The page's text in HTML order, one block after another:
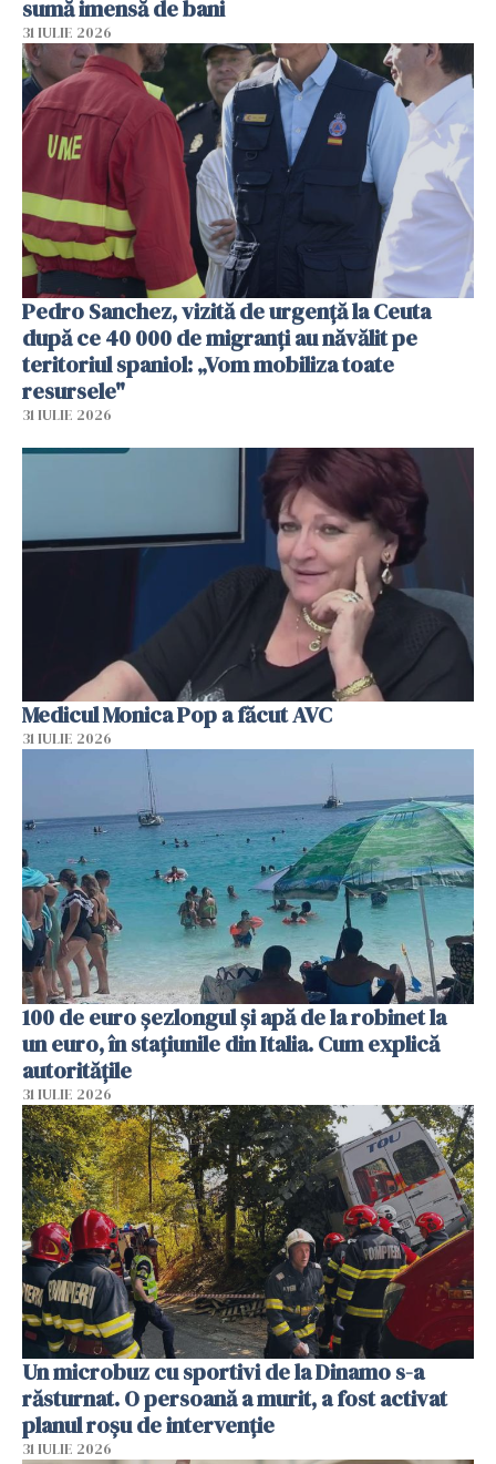
sumă imensă de bani
31 IULIE 2026
Pedro Sanchez, vizită de urgență la Ceuta
după ce 40 000 de migranți au năvălit pe
teritoriul spaniol: „Vom mobiliza toate
resursele"
31 IULIE 2026
Medicul Monica Pop a făcut AVC
31 IULIE 2026
100 de euro șezlongul și apă de la robinet la
un euro, în stațiunile din Italia. Cum explică
autoritățile
31 IULIE 2026
Un microbuz cu sportivi de la Dinamo s-a
răsturnat. O persoană a murit, a fost activat
planul roșu de intervenție
31 IULIE 2026